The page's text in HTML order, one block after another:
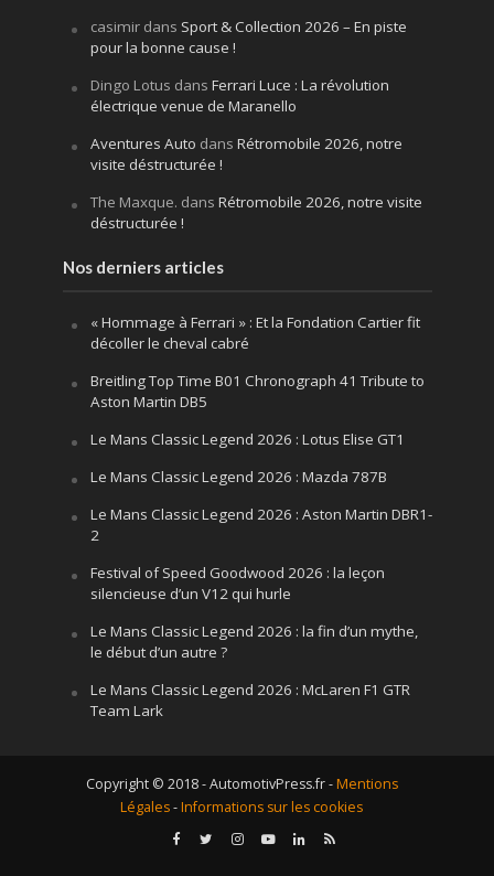
casimirdans Sport & Collection 2026 – En piste
pour la bonne cause !
Dingo Lotus dans Ferrari Luce : La révolution
électrique venue de Maranello
Aventures Auto dans Rétromobile 2026, notre
visite déstructurée !
The Maxque. dans Rétromobile 2026, notre visite
déstructurée !
Nos derniers articles
« Hommage à Ferrari » : Et la Fondation Cartier fit
décoller le cheval cabré
Breitling Top Time B01 Chronograph 41 Tribute to
Aston Martin DB5
Le Mans Classic Legend 2026 : Lotus Elise GT1
Le Mans Classic Legend 2026 : Mazda 787B
Le Mans Classic Legend 2026 : Aston Martin DBR1-
2
Festival of Speed Goodwood 2026 : la leçon
silencieuse d’un V12 qui hurle
Le Mans Classic Legend 2026 : la fin d’un mythe,
le début d’un autre ?
Le Mans Classic Legend 2026 : McLaren F1 GTR
Team Lark
Copyright © 2018 - AutomotivPress.fr -Mentions
Légales-Informations sur les cookies